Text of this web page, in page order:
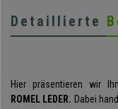
Detaillierte
Hier präsentieren wir
ROMEL LEDER. Dabei